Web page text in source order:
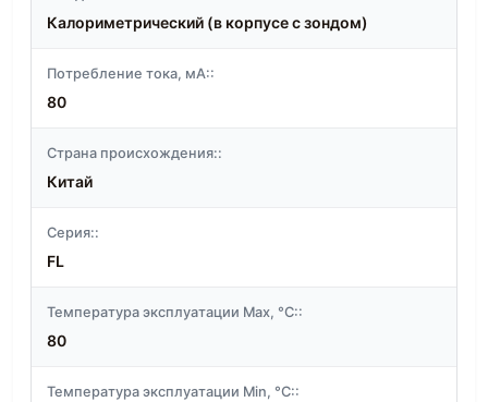
Калориметрический (в корпусе с зондом)
Потребление тока, мА::
80
Страна происхождения::
Китай
Серия::
FL
Температура эксплуатации Max, °C::
80
Температура эксплуатации Min, °C::